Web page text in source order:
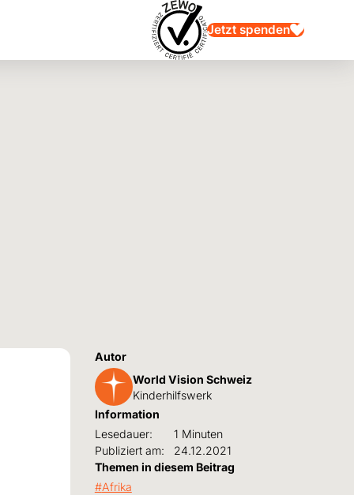
Jetzt spenden
Autor
World Vision Schweiz
Kinderhilfswerk
Information
Lesedauer:
1 Minuten
Publiziert am:
24.12.2021
Themen in diesem Beitrag
Afrika